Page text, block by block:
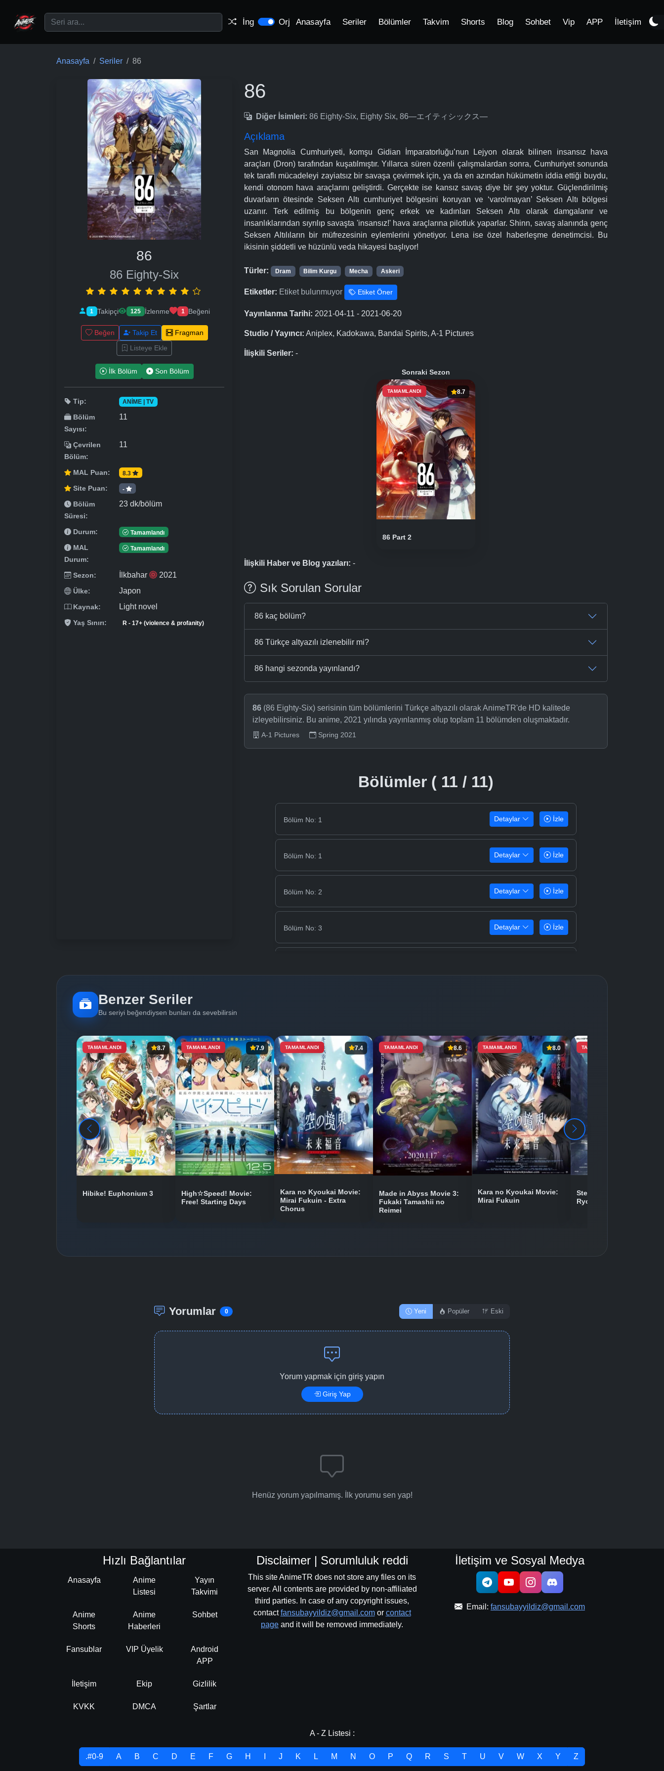
İng Orj Anasayfa Seriler Bölümler Takvim Shorts Blog Sohbet Vip APP İletişim
Anasayfa Seriler 86
86
86 Eighty-Six
1 Takipçi 125 İzlenme 1 Beğeni
Beğen Takip Et
Fragman
Listeye Ekle
İlk Bölüm Son Bölüm
Tip: ANIME | TV
Bölüm
Sayısı:
11
Çevrilen
Bölüm:
11
MAL Puan: 8.3
Site Puan: -
Bölüm
Süresi:
23 dk/bölüm
Durum: Tamamlandı
MAL
Durum:
Tamamlandı
Sezon: İlkbahar 2021
Ülke: Japon
Kaynak: Light novel
Yaş Sınırı: R - 17+ (violence & profanity)
86
Diğer İsimleri: 86 Eighty-Six, Eighty Six, 86―エイティシックス―
Açıklama
San Magnolia Cumhuriyeti, komşu Gidian İmparatorluğu’nun Lejyon olarak bilinen insansız hava
araçları (Dron) tarafından kuşatılmıştır. Yıllarca süren özenli çalışmalardan sonra, Cumhuriyet sonunda
tek taraflı mücadeleyi zayiatsız bir savaşa çevirmek için, ya da en azından hükümetin iddia ettiği buydu,
kendi otonom hava araçlarını geliştirdi. Gerçekte ise kansız savaş diye bir şey yoktur. Güçlendirilmiş
duvarların ötesinde Seksen Altı cumhuriyet bölgesini koruyan ve ‘varolmayan’ Seksen Altı bölgesi
uzanır. Terk edilmiş bu bölgenin genç erkek ve kadınları Seksen Altı olarak damgalanır ve
insanlıklarından sıyrılıp savaşta 'insansız!' hava araçlarına pilotluk yaparlar. Shinn, savaş alanında genç
Seksen Altılıların bir müfrezesinin eylemlerini yönetiyor. Lena ise özel haberleşme denetimcisi. Bu
ikisinin şiddetli ve hüzünlü veda hikayesi başlıyor!
Türler: Dram Bilim Kurgu Mecha Askeri
Etiketler: Etiket bulunmuyor Etiket Öner
Yayınlanma Tarihi: 2021-04-11 - 2021-06-20
Studio / Yayıncı: Aniplex, Kadokawa, Bandai Spirits, A-1 Pictures
İlişkili Seriler: -
Sonraki Sezon
TAMAMLANDI 8.7
86 Part 2
İlişkili Haber ve Blog yazıları: -
Sık Sorulan Sorular
86 kaç bölüm?
86 Türkçe altyazılı izlenebilir mi?
86 hangi sezonda yayınlandı?
86 (86 Eighty-Six) serisinin tüm bölümlerini Türkçe altyazılı olarak AnimeTR'de HD kalitede
izleyebilirsiniz. Bu anime, 2021 yılında yayınlanmış olup toplam 11 bölümden oluşmaktadır.
A-1 Pictures Spring 2021
Bölümler ( 11 / 11)
Bölüm No: 1 Detaylar İzle
Bölüm No: 1 Detaylar İzle
Bölüm No: 2 Detaylar İzle
Bölüm No: 3 Detaylar İzle
Bölüm No: 6 Detaylar İzle
Bölüm No: 7 Detaylar İzle
Bölüm No: 8 Detaylar İzle
Bölüm No: 9 Detaylar İzle
Benzer Seriler
Bu seriyi beğendiysen bunları da sevebilirsin
TAMAMLANDI 8.7
Hibike! Euphonium 3
TAMAMLANDI 7.9
High☆Speed! Movie:
Free! Starting Days
TAMAMLANDI 7.4
Kara no Kyoukai Movie:
Mirai Fukuin - Extra
Chorus
TAMAMLANDI 8.6
Made in Abyss Movie 3:
Fukaki Tamashii no
Reimei
TAMAMLANDI 8.0
Kara no Kyoukai Movie:
Mirai Fukuin
TAMAMLANDI
Steins;Gate Movie: Fuka
Ryouiki no Déjà vu
Yorumlar 0 Yeni Popüler Eski
Yorum yapmak için giriş yapın
Giriş Yap
Henüz yorum yapılmamış. İlk yorumu sen yap!
Hızlı Bağlantılar
Anasayfa
Anime
Listesi
Yayın
Takvimi
Anime
Shorts
Anime
Haberleri
Sohbet
Fansublar VIP Üyelik
Android
APP
İletişim Ekip Gizlilik
KVKK DMCA Şartlar
Disclaimer | Sorumluluk reddi
This site AnimeTR does not store any files on its
server. All contents are provided by non-affiliated
third parties. In case of any copyright issues,
contactfansubayyildiz@gmail.comor contact
page and it will be removed immediately.
İletişim ve Sosyal Medya
Email: fansubayyildiz@gmail.com
A - Z Listesi :
.#0-9 A B C D E F G H J K L M N O P Q R S T U V W X Y Z